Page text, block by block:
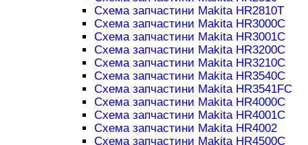
Схема запчастини Makita HR2810T
Схема запчастини Makita HR3000C
Схема запчастини Makita HR3001C
Схема запчастини Makita HR3200C
Схема запчастини Makita HR3210C
Схема запчастини Makita HR3540C
Схема запчастини Makita HR3541FC
Схема запчастини Makita HR4000C
Схема запчастини Makita HR4001C
Схема запчастини Makita HR4002
Схема запчастини Makita HR4500C